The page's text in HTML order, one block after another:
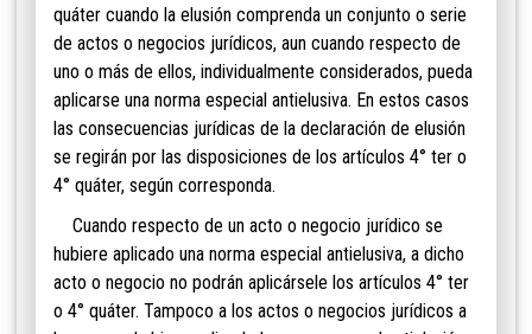
quáter cuando la elusión comprenda un conjunto o serie
de actos o negocios jurídicos, aun cuando respecto de
uno o más de ellos, individualmente considerados, pueda
aplicarse una norma especial antielusiva. En estos casos
las consecuencias jurídicas de la declaración de elusión
se regirán por las disposiciones de los artículos 4° ter o
4° quáter, según corresponda.
Cuando respecto de un acto o negocio jurídico se
hubiere aplicado una norma especial antielusiva, a dicho
acto o negocio no podrán aplicársele los artículos 4° ter
o 4° quáter. Tampoco a los actos o negocios jurídicos a